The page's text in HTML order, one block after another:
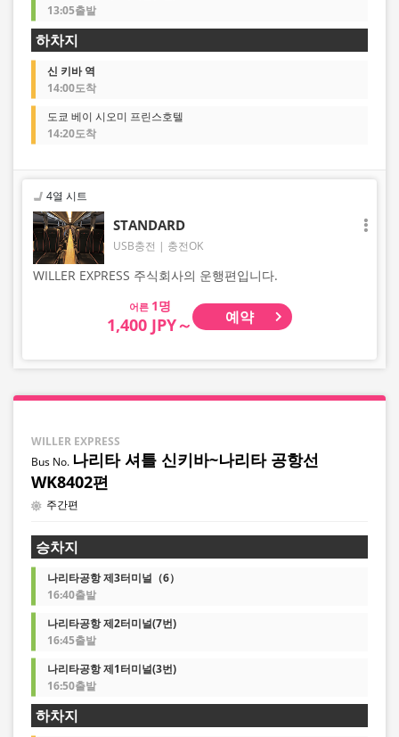
13:05출발
하차지
신 키바 역
14:00도착
도쿄 베이 시오미 프린스호텔
14:20도착
4열 시트
STANDARD
USB충전 충전OK
WILLER EXPRESS 주식회사의 운행편입니다.
어른
1,400 JPY～ 예약
WILLER EXPRESS
나리타 셔틀 신키바~나리타 공항선
WK8402편
주간편
승차지
나리타공항 제3터미널（6）
16:40출발
나리타공항 제2터미널(7번)
16:45출발
나리타공항 제1터미널(3번)
16:50출발
하차지